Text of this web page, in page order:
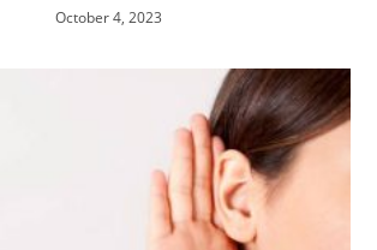
October 4, 2023